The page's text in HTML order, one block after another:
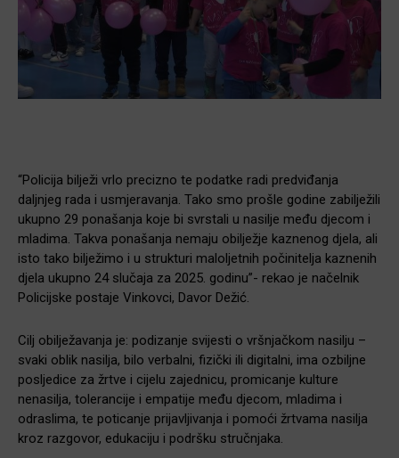
“Policija bilježi vrlo precizno te podatke radi predviđanja
daljnjeg rada i usmjeravanja. Tako smo prošle godine zabilježili
ukupno 29 ponašanja koje bi svrstali u nasilje među djecom i
mladima. Takva ponašanja nemaju obilježje kaznenog djela, ali
isto tako bilježimo i u strukturi maloljetnih počinitelja kaznenih
djela ukupno 24 slučaja za 2025. godinu”- rekao je načelnik
Policijske postaje Vinkovci, Davor Dežić.
Cilj obilježavanja je: podizanje svijesti o vršnjačkom nasilju –
svaki oblik nasilja, bilo verbalni, fizički ili digitalni, ima ozbiljne
posljedice za žrtve i cijelu zajednicu, promicanje kulture
nenasilja, tolerancije i empatije među djecom, mladima i
odraslima, te poticanje prijavljivanja i pomoći žrtvama nasilja
kroz razgovor, edukaciju i podršku stručnjaka.